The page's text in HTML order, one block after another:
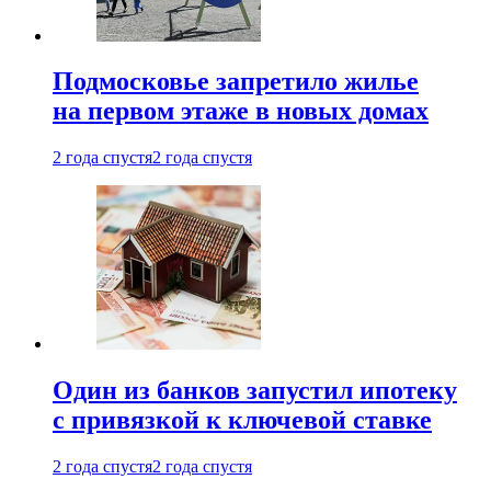
Подмосковье запретило жилье
на первом этаже в новых домах
2 года спустя2 года спустя
Один из банков запустил ипотеку
с привязкой к ключевой ставке
2 года спустя2 года спустя